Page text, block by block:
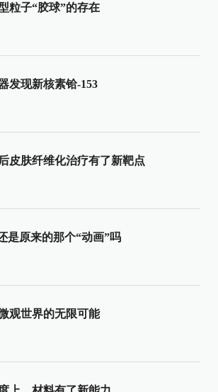
粒子“胶球”的存在
发现新核素铪-153
皮肤纤维化治疗有了新靶点
是原来的那个“动画”吗
观世界的无限可能